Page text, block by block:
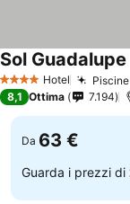
4 Stelle Hotel
Sol Guadalupe
8,1 Ottima 7.194
Da 63 €
Guarda i prezzi di